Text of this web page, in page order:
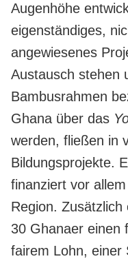
Augenhöhe
eigenständiges,
angewiesenes
Austausch stehen
Bambusrahmen
Ghana über das
werden, fließen in
Bildungsprojekte.
finanziert vor
Region. Zusätzlich
30 Ghanaer einen
fairem Lohn, einer